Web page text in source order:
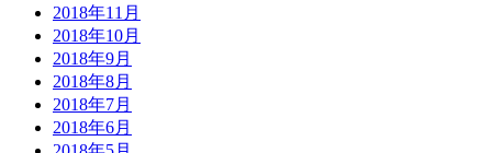
2018年11月
2018年10月
2018年9月
2018年8月
2018年7月
2018年6月